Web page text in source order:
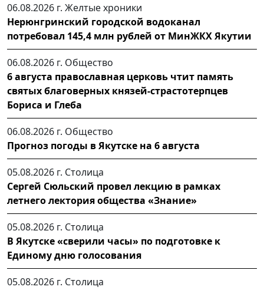
06.08.2026 г. Желтые хроники
Нерюнгринский городской водоканал
потребовал 145,4 млн рублей от МинЖКХ Якутии
06.08.2026 г. Общество
6 августа православная церковь чтит память
святых благоверных князей-страстотерпцев
Бориса и Глеба
06.08.2026 г. Общество
Прогноз погоды в Якутске на 6 августа
05.08.2026 г. Столица
Сергей Сюльский провел лекцию в рамках
летнего лектория общества «Знание»
05.08.2026 г. Столица
В Якутске «сверили часы» по подготовке к
Единому дню голосования
05.08.2026 г. Столица